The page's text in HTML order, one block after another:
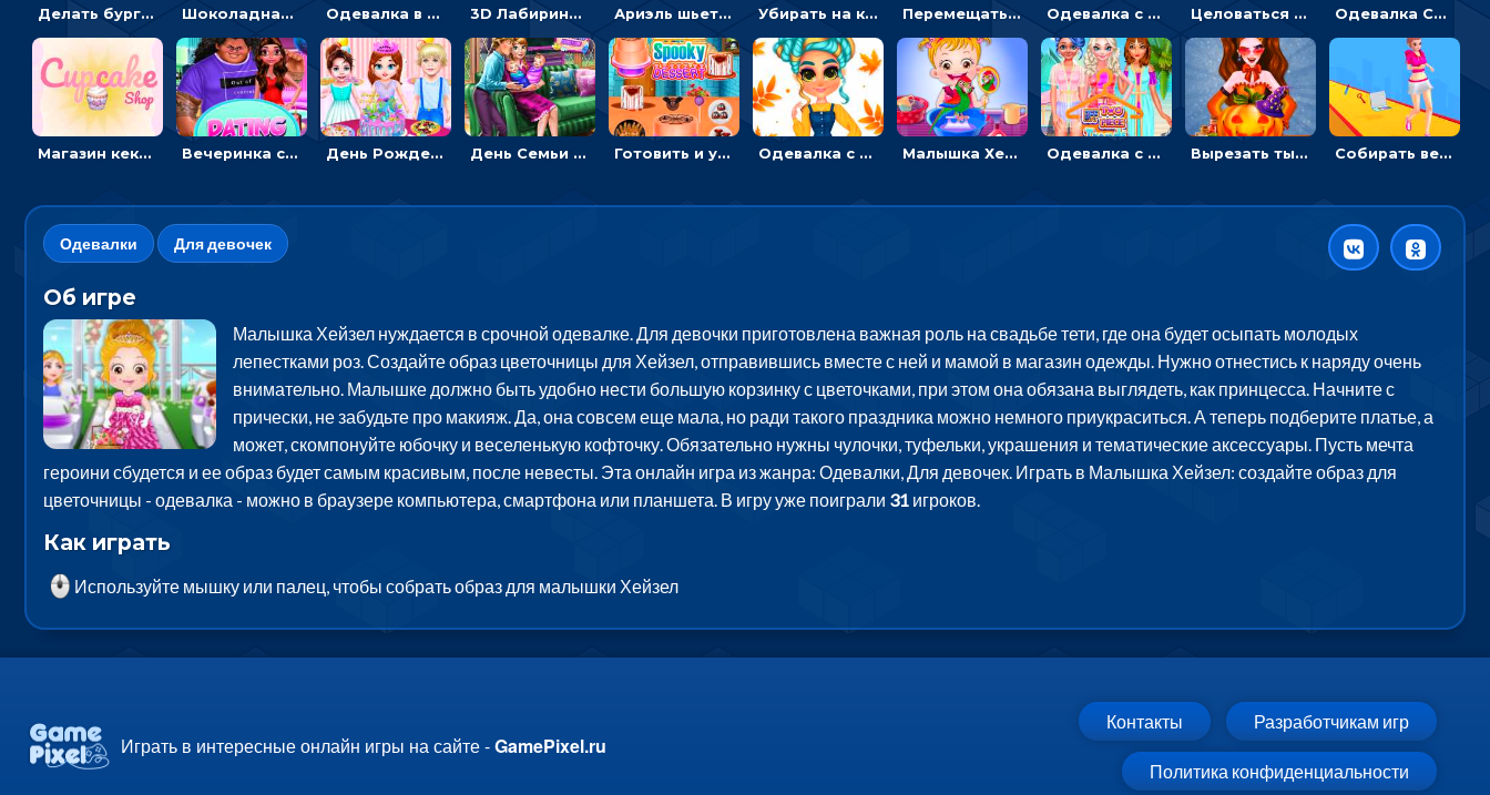
Делать бургеры, чтобы открывать новые ингредиенты - для девочек Шоколадная фабрика для девочек: лущить бобы, готовить и украшать сладости Одевалка в точку и полоску: создавать образы для принцесс и фотографировать 3D Лабиринт хомяка: проходить полосу препятствий, чтобы получать вкусняшки Ариэль шьет свадебные платья для принцесс в салоне - одевалка Убирать на кухне, готовить и печь кексы - для девочек Перемещать героя с корзиной или собирать мусор - гиперказуальная Одевалка с разными стилями: переодевать, красить и выигрывать конкурс красоты Целоваться или отвлекать прохожих от пары - гиперказуальные Одевалка Сражение для девочек-принцесс: софт против гранжа
Магазин кексов: повторять сладости с картинки или продавать вкусняшки Вечеринка свиданий: одевалка для влюбленных День Рождения Тейлор: печь торт для девочки или наряжать именинницу День Семьи Ледяной принцессы: убираться в доме и ухаживать за малышами - для девочек Готовить и украшать десерт на Хэллоуин - для девочек Одевалка с яркими осенними нарядами: собирать образ для прогулки Малышка Хейзел ухаживает за попугаем: лечить и развлекать птичку Одевалка с принцессами на пляже Вырезать тыкву и одевать Харли Квинн - одевалка с карвингом Собирать вещи и преображать девочку, чтобы покорить парня – гиперказуалка
Одевалки Для девочек
Об игре
Малышка Хейзел нуждается в срочной одевалке. Для девочки приготовлена важная роль на свадьбе тети, где она будет осыпать молодых
лепестками роз. Создайте образ цветочницы для Хейзел, отправившись вместе с ней и мамой в магазин одежды. Нужно отнестись к наряду очень
внимательно. Малышке должно быть удобно нести большую корзинку с цветочками, при этом она обязана выглядеть, как принцесса. Начните с
прически, не забудьте про макияж. Да, она совсем еще мала, но ради такого праздника можно немного приукраситься. А теперь подберите платье, а
может, скомпонуйте юбочку и веселенькую кофточку. Обязательно нужны чулочки, туфельки, украшения и тематические аксессуары. Пусть мечта
героини сбудется и ее образ будет самым красивым, после невесты. Эта онлайн игра из жанра: Одевалки, Для девочек. Играть в Малышка Хейзел: создайте образ для
цветочницы - одевалка - можно в браузере компьютера, смартфона или планшета. В игру уже поиграли 31 игроков.
Как играть
Используйте мышку или палец, чтобы собрать образ для малышки Хейзел
Играть в интересные онлайн игры на сайте -GamePixel.ru
Контакты Разработчикам игр
Политика конфиденциальности